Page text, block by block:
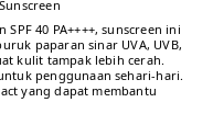
40 PA++++, sunscreen ini
paparan sinar UVA, UVB,
kulit tampak lebih cerah.
penggunaan sehari-hari.
yang dapat membantu